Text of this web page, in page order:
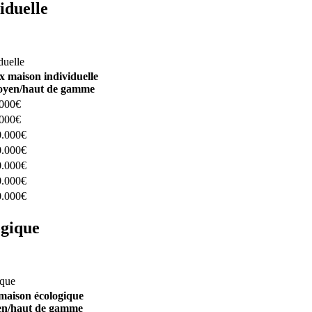
maison individuelle
haut de gamme
écologique
haut de gamme